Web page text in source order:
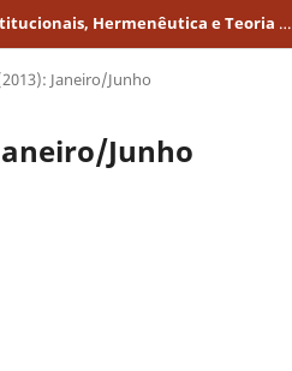
Revista de Estudos Constitucionais, Hermenêutica e Teoria do Direito
Janeiro/Junho
Junho